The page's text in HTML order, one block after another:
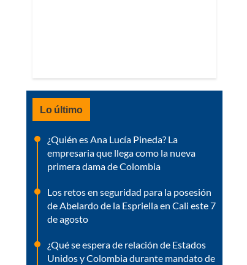
Lo último
¿Quién es Ana Lucía Pineda? La
empresaria que llega como la nueva
primera dama de Colombia
Los retos en seguridad para la posesión
de Abelardo de la Espriella en Cali este 7
de agosto
¿Qué se espera de relación de Estados
Unidos y Colombia durante mandato de